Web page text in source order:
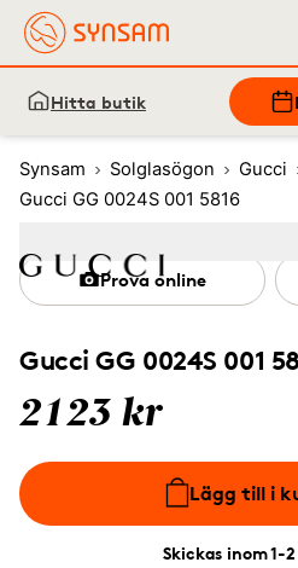
Hitta butik
Synsam Solglasögon
Gucci
Gucci GG 0024S 001 5816
Gucci GG 0024S 001
2123 kr
Lägg till i
Skickas inom 1-
Prova online
Image 1